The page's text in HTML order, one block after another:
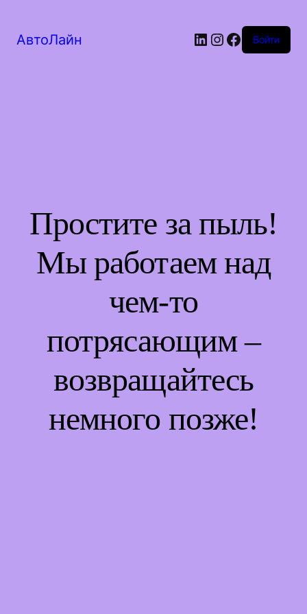
АвтоЛайн LinkedIn
Instagram
Facebook
Войти
Простите за пыль!
Мы работаем над
чем-то
потрясающим –
возвращайтесь
немного позже!